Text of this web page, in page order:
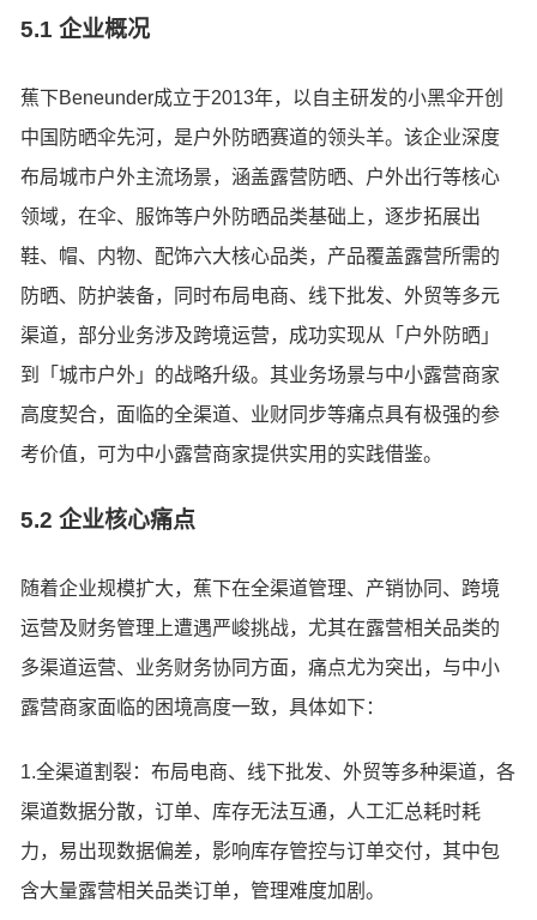
5.1 企业概况
蕉下Beneunder成立于2013年，以自主研发的小黑伞开创
中国防晒伞先河，是户外防晒赛道的领头羊。该企业深度
布局城市户外主流场景，涵盖露营防晒、户外出行等核心
领域，在伞、服饰等户外防晒品类基础上，逐步拓展出
鞋、帽、内物、配饰六大核心品类，产品覆盖露营所需的
防晒、防护装备，同时布局电商、线下批发、外贸等多元
渠道，部分业务涉及跨境运营，成功实现从「户外防晒」
到「城市户外」的战略升级。其业务场景与中小露营商家
高度契合，面临的全渠道、业财同步等痛点具有极强的参
考价值，可为中小露营商家提供实用的实践借鉴。
5.2 企业核心痛点
随着企业规模扩大，蕉下在全渠道管理、产销协同、跨境
运营及财务管理上遭遇严峻挑战，尤其在露营相关品类的
多渠道运营、业务财务协同方面，痛点尤为突出，与中小
露营商家面临的困境高度一致，具体如下：
1.全渠道割裂：布局电商、线下批发、外贸等多种渠道，各
渠道数据分散，订单、库存无法互通，人工汇总耗时耗
力，易出现数据偏差，影响库存管控与订单交付，其中包
含大量露营相关品类订单，管理难度加剧。